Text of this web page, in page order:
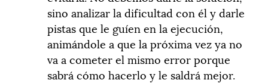
sino analizar la dificultad con él y darle
pistas que le guíen en la ejecución,
animándole a que la próxima vez ya no
va a cometer el mismo error porque
sabrá cómo hacerlo y le saldrá mejor.